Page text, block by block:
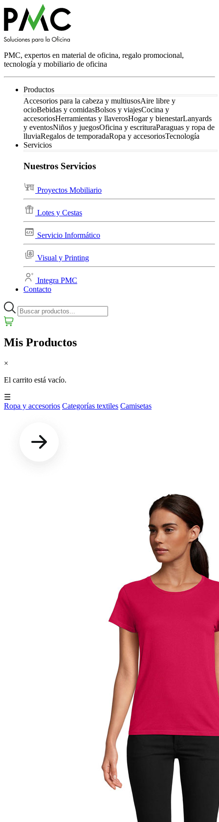
PMC, expertos en material de oficina, regalo promocional,
tecnología y mobiliario de oficina
Productos
Accesorios para la cabeza y multiusosAire libre y
ocioBebidas y comidasBolsos y viajesCocina y
accesoriosHerramientas y llaverosHogar y bienestarLanyards
y eventosNiños y juegosOficina y escrituraParaguas y ropa de
lluviaRegalos de temporadaRopa y accesoriosTecnología
Servicios
Nuestros Servicios
Proyectos Mobiliario
Lotes y Cestas
Servicio Informático
Visual y Printing
Integra PMC
Contacto
Mis Productos
×
El carrito está vacío.
☰
Ropa y accesorios Categorías textiles Camisetas